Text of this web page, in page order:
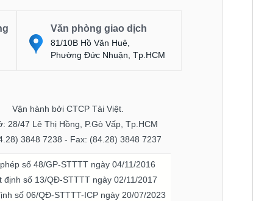
Văn phòng giao dịch
81/10B Hồ Văn Huê,
Phường Đức Nhuận, Tp.HCM
Vận hành bởi CTCP Tài Việt.
28/47 Lê Thị Hồng, P.Gò Vấp, Tp.HCM
3848 7238 - Fax: (84.28) 3848 7237
số 48/GP-STTTT ngày 04/11/2016
định số 13/QĐ-STTTT ngày 02/11/2017
số 06/QĐ-STTTT-ICP ngày 20/07/2023